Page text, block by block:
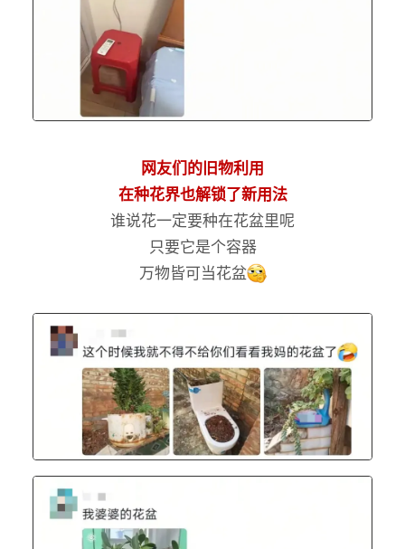
网友们的旧物利用
在种花界也解锁了新用法
谁说花一定要种在花盆里呢
只要它是个容器
万物皆可当花盆